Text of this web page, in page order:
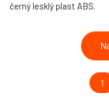
černý lesklý plast ABS.
1